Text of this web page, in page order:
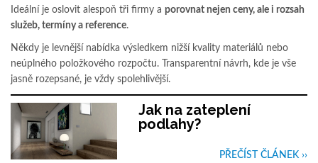
Ideální je oslovit alespoň tři firmy a porovnat nejen ceny, ale i rozsah
služeb, termíny a reference.
Někdy je levnější nabídka výsledkem nižší kvality materiálů nebo
neúplného položkového rozpočtu. Transparentní návrh, kde je vše
jasně rozepsané, je vždy spolehlivější.
Jak na zateplení
podlahy?
PŘEČÍST ČLÁNEK ››